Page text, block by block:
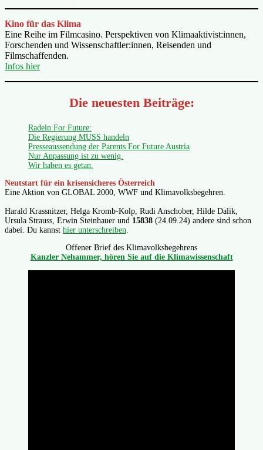
Kino für das Klima
Eine Reihe im Filmcasino. Perspektiven von Klimaaktivist:innen,
Forschenden und Wissenschaftler:innen, Reisenden und
Filmschaffenden.
Infos hier
Die neuesten Beiträge:
Radeln For Future:
Die Regierung MUSS handeln
Presseaussendung der Parents For Future Austria
Nur Anpassung ist zu wenig.
Wir haben es getan.
Neutstart für ein krisensicheres Österreich
Eine Aktion von GLOBAL 2000, WWF und Klimavolksbegehren.
Harald Krassnitzer, Helga Kromb-Kolp, Rudi Anschober, Hilde Dalik,
Ursula Strauss, Erwin Steinhauer und 15838 (24.09.24) andere sind schon
dabei. Du kannst hier unterschreiben
Offener Brief des Klimavolksbegehrens
Kanzler Nehammer, hören Sie auf die Klimawissenschaft